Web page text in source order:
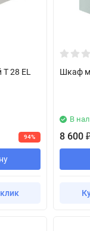
28 EL
94%
Шкаф
В
8 600